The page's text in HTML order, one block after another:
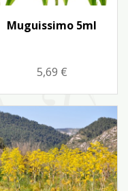
Kiirvaade
Muguissimo 5ml
Hind
5,69 €